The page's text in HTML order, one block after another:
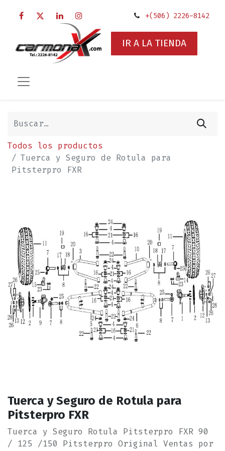
+(506) 2226-8142
IR A LA TIENDA
Todos los productos
Tuerca y Seguro de Rotula para
Pitsterpro FXR
Tuerca y Seguro de Rotula para
Pitsterpro FXR
Tuerca y Seguro Rotula Pitsterpro FXR 90
/ 125 /150 Pitsterpro Original Ventas por